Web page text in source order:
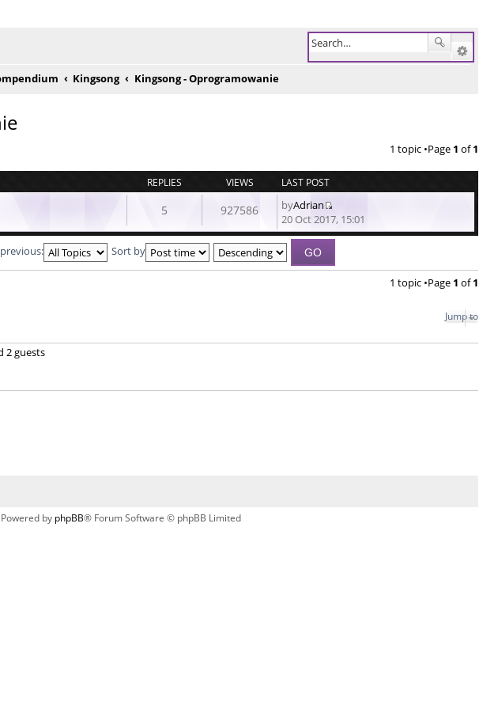
Kingsong Kingsong - Oprogramowanie
1 topic •Page 1 of1
REPLIES VIEWS
LAST POST
5 927586 byAdrian
View
the
20 Oct 2017, 15:01
Sort by
1 topic •Page 1 of1
Jump to
2 guests
Powered by phpBB® Forum Software © phpBB Limited